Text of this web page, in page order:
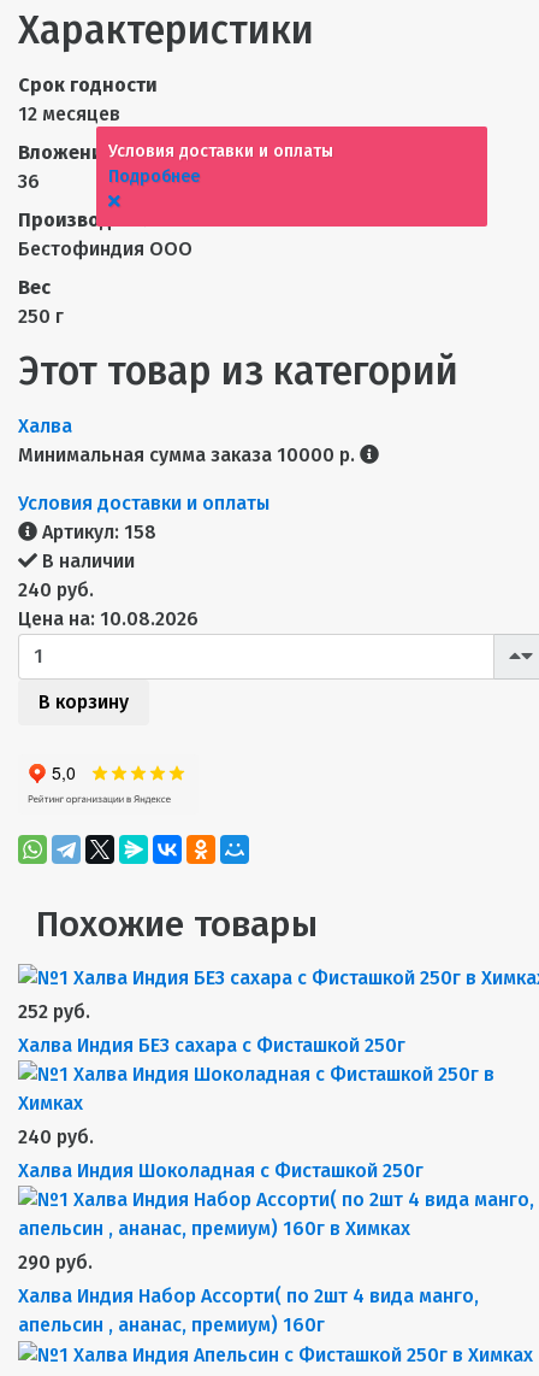
Характеристики
Срок годности
12 месяцев
Вложений в коробке
36
Производитель
Бестофиндия ООО
Вес
250 г
Этот товар из категорий
Халва
Минимальная сумма заказа 10000 р.
Условия доставки и оплаты
Артикул: 158
В наличии
240 руб.
Цена на: 10.08.2026
В корзину
Похожие товары
252 руб.
Халва Индия БЕЗ сахара с Фисташкой 250г
240 руб.
Халва Индия Шоколадная с Фисташкой 250г
290 руб.
Халва Индия Набор Ассорти( по 2шт 4 вида манго,
апельсин , ананас, премиум) 160г
Условия доставки и оплаты
Подробнее